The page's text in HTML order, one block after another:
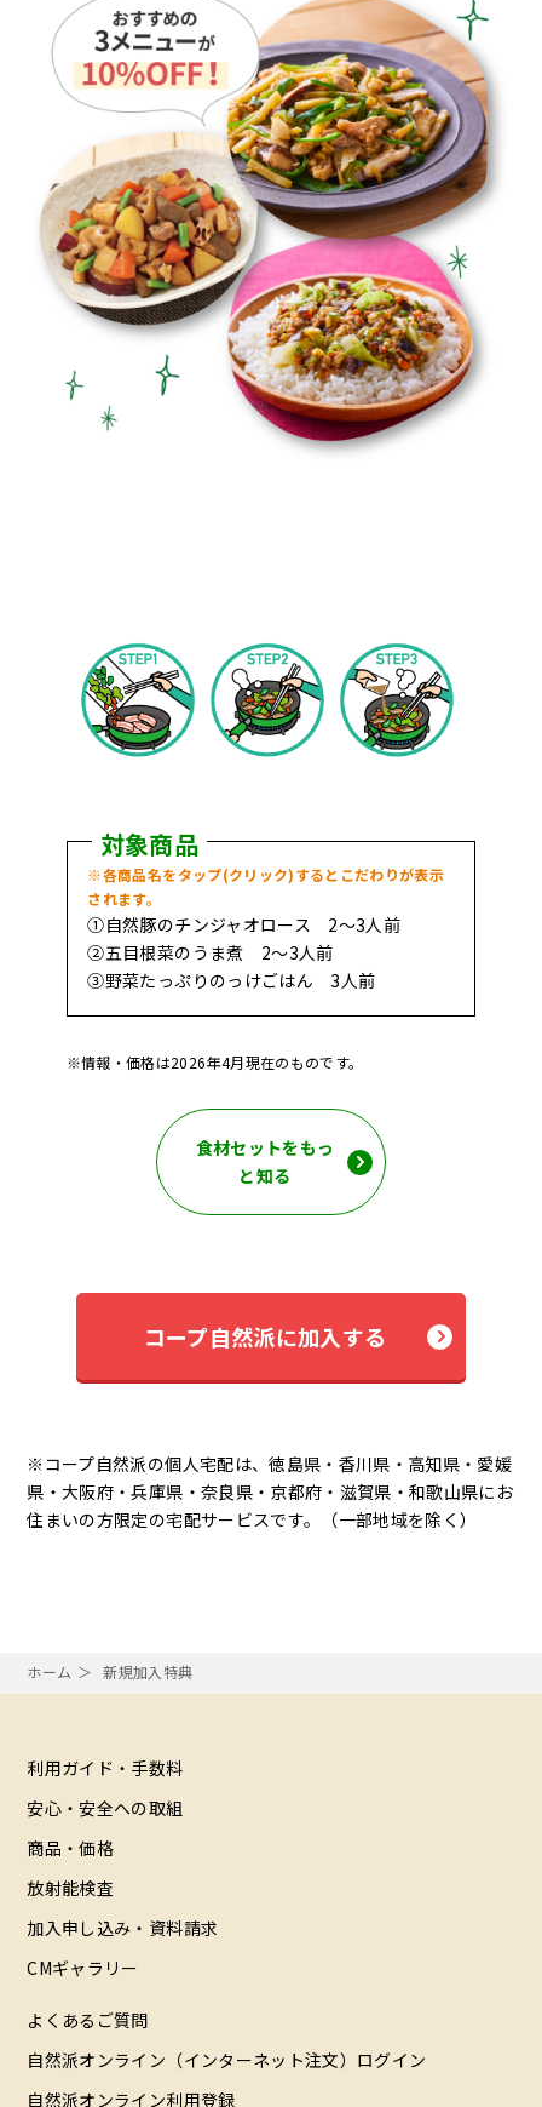
対象商品
※各商品名をタップ(クリック)するとこだわりが表示
されます。
①自然豚のチンジャオロース 2～3人前
②五目根菜のうま煮 2～3人前
③野菜たっぷりのっけごはん 3人前
※情報・価格は2026年4月現在のものです。
食材セットをもっ
と知る
コープ自然派に加入する
※コープ自然派の個人宅配は、徳島県・香川県・高知県・愛媛
県・大阪府・兵庫県・奈良県・京都府・滋賀県・和歌山県にお
住まいの方限定の宅配サービスです。（一部地域を除く）
ホーム 新規加入特典
利用ガイド・手数料
安心・安全への取組
商品・価格
放射能検査
加入申し込み・資料請求
CMギャラリー
よくあるご質問
自然派オンライン（インターネット注文）ログイン
自然派オンライン利用登録